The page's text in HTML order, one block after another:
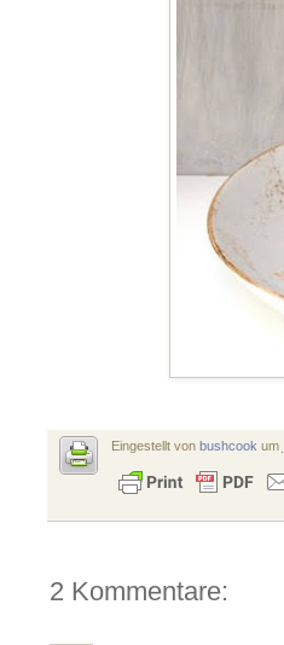
Eingestellt von bushcook um
2 Kommentare: